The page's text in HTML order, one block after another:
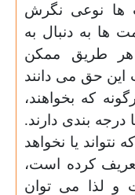
نوعی نگرش
به دنبال به
طریق ممکن
حق می دانند
که بخواهند،
بندی دارند.
یا نخواهد
کرده است،
لذا می توان